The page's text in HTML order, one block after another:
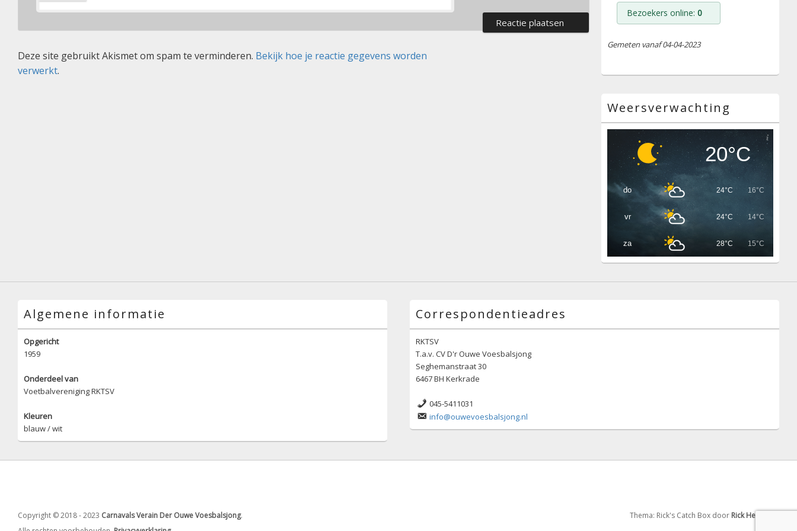
Deze site gebruikt Akismet om spam te verminderen. Bekijk hoe je reactie gegevens worden
verwerkt.
Bezoekers online: 0
Gemeten vanaf 04-04-2023
Weersverwachting
20°C
do 24°C 16°C
vr 24°C 14°C
za 28°C 15°C
Algemene informatie
Opgericht
1959
Onderdeel van
Voetbalvereniging RKTSV
Kleuren
blauw / wit
Correspondentieadres
RKTSV
T.a.v. CV D'r Ouwe Voesbalsjong
Seghemanstraat 30
6467 BH Kerkrade
045-5411031
info@ouwevoesbalsjong.nl
Copyright © 2018 - 2023 Carnavals Verain Der Ouwe Voesbalsjong.
Thema: Rick's Catch Box door Rick Hensgens